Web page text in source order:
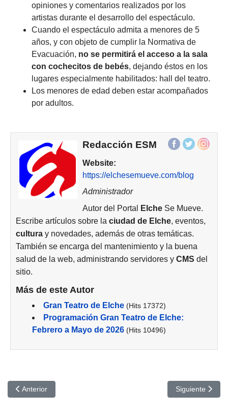
opiniones y comentarios realizados por los
artistas durante el desarrollo del espectáculo.
Cuando el espectáculo admita a menores de 5
años, y con objeto de cumplir la Normativa de
Evacuación, no se permitirá el acceso a la sala
con cochecitos de bebés, dejando éstos en los
lugares especialmente habilitados: hall del teatro.
Los menores de edad deben estar acompañados
por adultos.
Redacción ESM
Website:
https://elchesemueve.com/blog
Administrador
Autor del Portal
ElcheSe Mueve.
Escribe artículos sobre la ciudad de Elche, eventos,
cultura y novedades, además de otras temáticas.
También se encarga del mantenimiento y la buena
salud de la web, administrando servidores y CMS del
sitio.
Más de este Autor
Gran Teatro de Elche (Hits 17372)
Programación Gran Teatro de Elche:
Febrero a Mayo de 2026 (Hits 10496)
Artículo anterior: Programación Gran Teatro Febrero, Marzo,
Anterior Artículo
Siguiente